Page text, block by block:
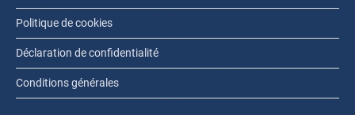
Politique de cookies
Déclaration de confidentialité
Conditions générales